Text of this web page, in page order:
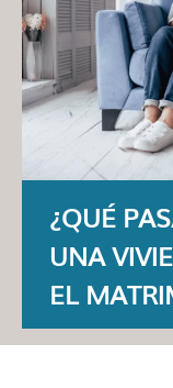
¿QUÉ
UNA
EL